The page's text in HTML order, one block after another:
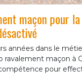
maçon pour
années dans le
ravalement maçon à
compétence pour